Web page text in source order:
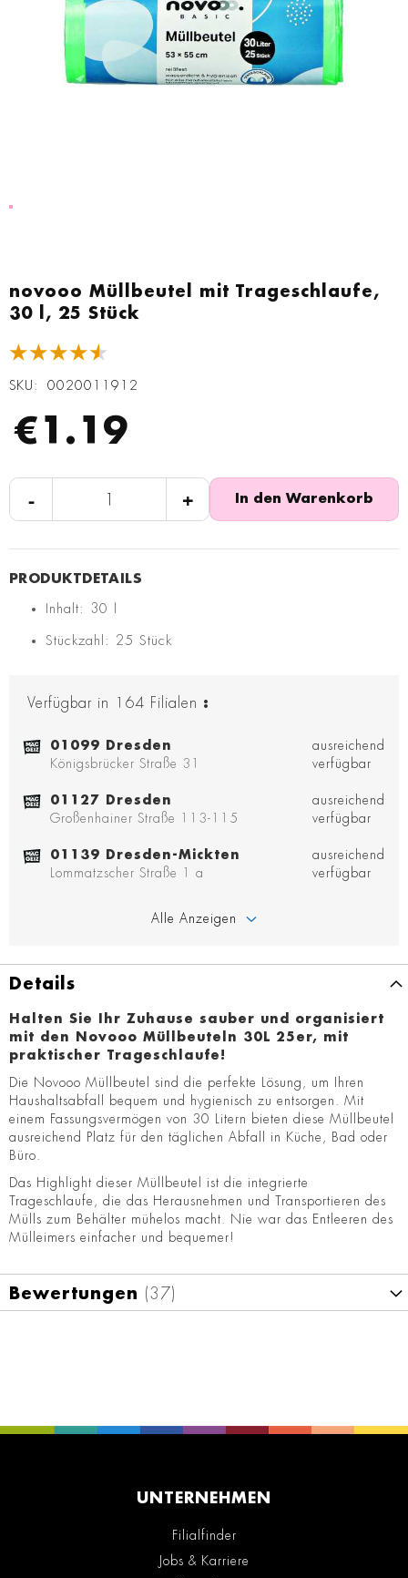
novooo Müllbeutel mit Trageschlaufe,
30 l, 25 Stück
★★★★★
SKU 0020011912
€1.19
- + In den Warenkorb
Inhalt: 30 l
Stückzahl: 25 Stück
Verfügbar in 164 Filialen :
01099 Dresden
Königsbrücker Straße 31
ausreichend
verfügbar
01127 Dresden
Großenhainer Straße 113-115
ausreichend
verfügbar
01139 Dresden-Mickten
Lommatzscher Straße 1 a
ausreichend
verfügbar
Alle Anzeigen
Anfang
der
springen
Details
Halten Sie Ihr Zuhause sauber und organisiert
mit den Novooo Müllbeuteln 30L 25er, mit
praktischer Trageschlaufe!
Die Novooo Müllbeutel sind die perfekte Lösung, um Ihren
Haushaltsabfall bequem und hygienisch zu entsorgen. Mit
einem Fassungsvermögen von 30 Litern bieten diese Müllbeutel
ausreichend Platz für den täglichen Abfall in Küche, Bad oder
Büro.
Das Highlight dieser Müllbeutel ist die integrierte
Trageschlaufe, die das Herausnehmen und Transportieren des
Mülls zum Behälter mühelos macht. Nie war das Entleeren des
Mülleimers einfacher und bequemer!
Bewertungen 37
UNTERNEHMEN
Filialfinder
Jobs & Karriere